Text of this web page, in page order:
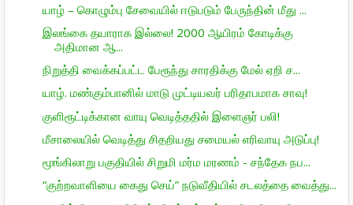
யாழ் – கொழும்பு சேவையில் ஈடுபடும் பேருந்தின் மீது ...
இலங்கை தயாராக இல்லை! 2000 ஆயிரம் கோடிக்கு
அதிமான ஆ...
நிறுத்தி வைக்கப்பட்ட பேரூந்து சாரதிக்கு மேல் ஏறி ச...
யாழ். மண்கும்பானில் மாடு முட்டியவர் பரிதாபமாக சாவு!
குளிரூட்டிக்கான வாயு வெடித்ததில் இளைஞர் பலி!
மீசாலையில் வெடித்து சிதறியது சமையல் எரிவாயு அடுப்பு!
மூங்கிலாறு பகுதியில் சிறுமி மர்ம மரணம் - சந்தேக நப...
“குற்றவாளியை கைது செய்” நடுவீதியில் சடலத்தை வைத்து...